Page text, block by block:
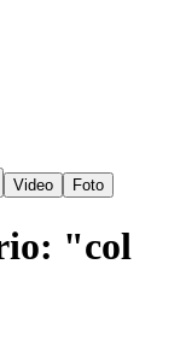
Video Foto
"col